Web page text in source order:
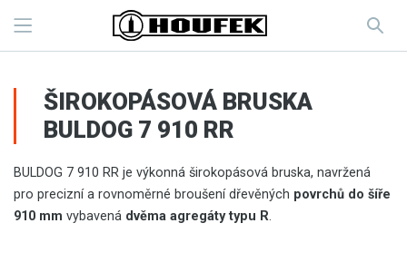
ŠIROKOPÁSOVÁ BRUSKA
BULDOG 7 910 RR
BULDOG 7 910 RR je výkonná širokopásová bruska, navržená
pro precizní a rovnoměrné broušení dřevěných povrchů do šíře
910 mm vybavená dvěma agregáty typu R.